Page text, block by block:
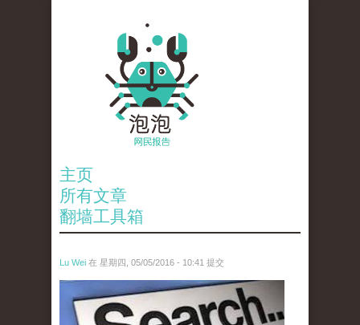
主页
所有文章
翻墙工具箱
Lu Wei 在 星期四, 05/05/2016 - 10:41 提交
wen_tou_tu_3.jpeg